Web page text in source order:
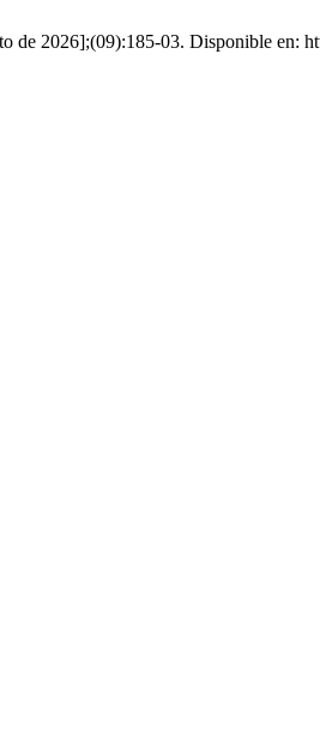
2026];(09):185-03. Disponible en: